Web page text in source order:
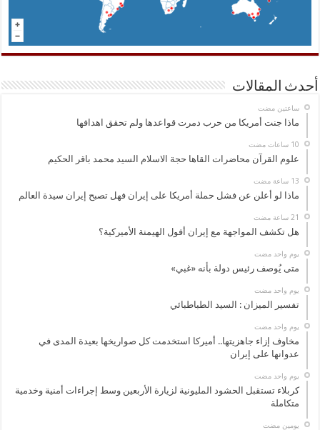
أحدث المقالات
‏ساعتين مضت
ماذا جنت أمريكا من حرب دمرت قواعدها ولم تحقق اهدافها
علوم القرآن محاضرات القاها حجة الاسلام السيد محمد باقر الحكيم
ماذا لو أعلن عن فشل حملة أمريكا على إيران فهل تصبح إيران سيدة العالم
هل تكشف المواجهة مع إيران أفول الهيمنة الأميركية؟
‏يوم واحد مضت
متى يُوصف رئيس دولة بأنه «غبي»
‏يوم واحد مضت
تفسير الميزان : السيد الطباطبائي
‏يوم واحد مضت
مخاوف إزاء جاهزيتها.. أميركا استخدمت كل صواريخها بعيدة المدى في
عدوانها على إيران
‏يوم واحد مضت
كربلاء تستقبل الحشود المليونية لزيارة الأربعين وسط إجراءات أمنية وخدمية
متكاملة
‏يومين مضت